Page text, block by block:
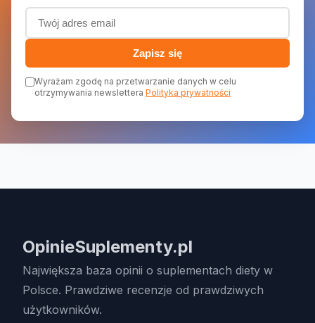
Adres email (wymagany)
Zapisz się
Wyrażam zgodę na przetwarzanie danych w celu
otrzymywania newslettera Polityka prywatności
OpinieSuplementy.pl
Największa baza opinii o suplementach diety w
Polsce. Prawdziwe recenzje od prawdziwych
użytkowników.